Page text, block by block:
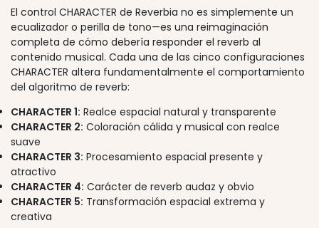
El control CHARACTER de Reverbia no es simplemente un
ecualizador o perilla de tono—es una reimaginación
completa de cómo debería responder el reverb al
contenido musical. Cada una de las cinco configuraciones
CHARACTER altera fundamentalmente el comportamiento
del algoritmo de reverb:
CHARACTER 1: Realce espacial natural y transparente
CHARACTER 2: Coloración cálida y musical con realce
suave
CHARACTER 3: Procesamiento espacial presente y
atractivo
CHARACTER 4: Carácter de reverb audaz y obvio
CHARACTER 5: Transformación espacial extrema y
creativa